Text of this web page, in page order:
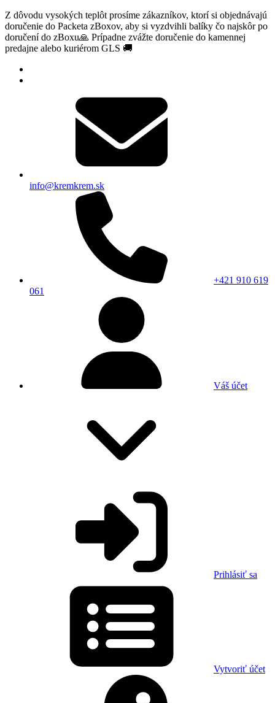
Z dôvodu vysokých teplôt prosíme zákazníkov, ktorí si objednávajú
doručenie do Packeta zBoxov, aby si vyzdvihli balíky čo najskôr po
doručení do zBoxu🙏 Prípadne zvážte doručenie do kamennej
predajne alebo kuriérom GLS 🚚
info@kremkrem.sk
+421 910 619
061
Váš účet
Prihlásiť sa
Vytvoriť účet